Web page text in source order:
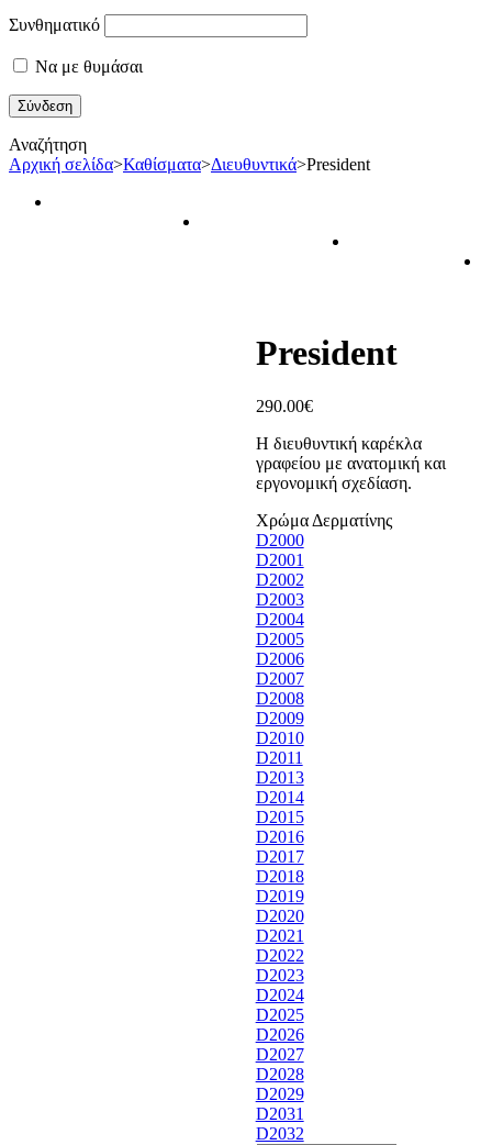
Συνθηματικό
Να με θυμάσαι
Αναζήτηση
Αρχική σελίδα>Καθίσματα>Διευθυντικά>President
President
290.00€
Η διευθυντική καρέκλα
γραφείου με ανατομική και
εργονομική σχεδίαση.
Χρώμα Δερματίνης
D2000
D2001
D2002
D2003
D2004
D2005
D2006
D2007
D2008
D2009
D2010
D2011
D2013
D2014
D2015
D2016
D2017
D2018
D2019
D2020
D2021
D2022
D2023
D2024
D2025
D2026
D2027
D2028
D2029
D2031
D2032